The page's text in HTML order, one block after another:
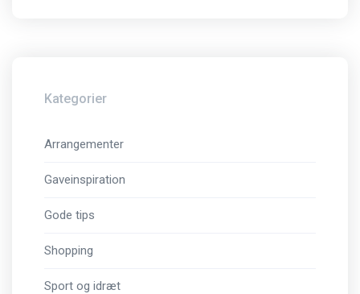
Kategorier
Arrangementer
Gaveinspiration
Gode tips
Shopping
Sport og idræt